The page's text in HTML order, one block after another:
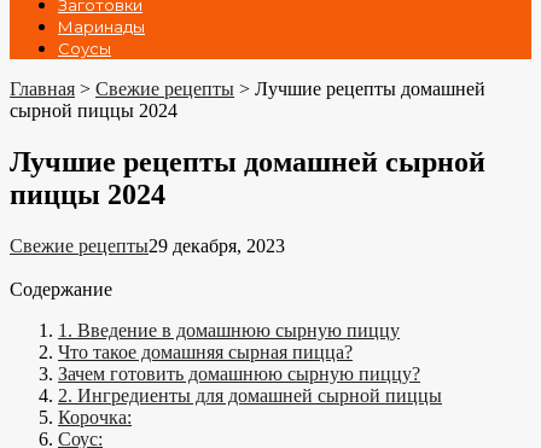
Заготовки
Маринады
Соусы
Главная > Свежие рецепты > Лучшие рецепты домашней
сырной пиццы 2024
Лучшие рецепты домашней сырной
пиццы 2024
Свежие рецепты29 декабря, 2023
Содержание
1. Введение в домашнюю сырную пиццу
Что такое домашняя сырная пицца?
Зачем готовить домашнюю сырную пиццу?
2. Ингредиенты для домашней сырной пиццы
Корочка:
Соус: